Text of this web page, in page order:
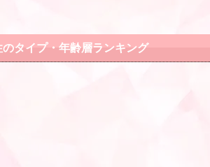
のタイプ・年齢層ランキング